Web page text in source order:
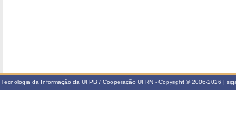
da Informação da UFPB / Cooperação UFRN - Copyright © 2006-2026 |